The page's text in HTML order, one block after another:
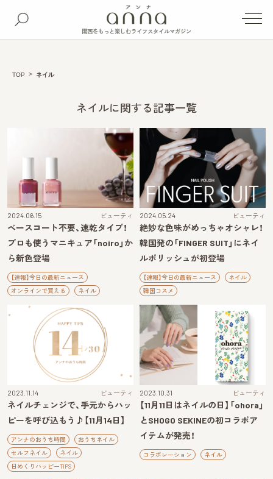
関西をもっと楽しむライフスタイルマガジン
TOP ネイル
ネイルに関する記事一覧
2024.06.15 ビューティ
ベースコート不要、速乾タイプ！
プロも使うマニキュア「noiro」か
ら新色登場
【速報】今日の最新ニュース
オンラインで買える
ネイル
2024.05.24 ビューティ
絶妙な色味がめっちゃオシャレ！
韓国発の「FINGER SUIT」にネイ
ルポリッシュが初登場
【速報】今日の最新ニュース
ネイル
韓国コスメ
2023.11.14 ビューティ
ネイルチェンジで、手元からハッ
ピーを呼び込もう♪【11月14日】
アンナのおうち時間
おうちネイル
セルフネイル
ネイル
日めくりハッピーTIPS
2023.10.31 ビューティ
【11月11日はネイルの日】「ohora」
とSHOGO SEKINEの初コラボア
イテムが発売！
コラボレーション ネイル